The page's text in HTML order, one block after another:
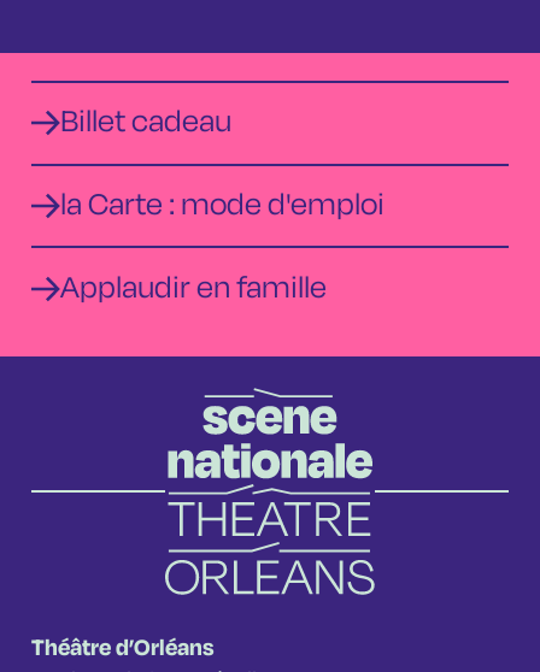
Billet cadeau
la Carte : mode d'emploi
Applaudir en famille
Théâtre d’Orléans